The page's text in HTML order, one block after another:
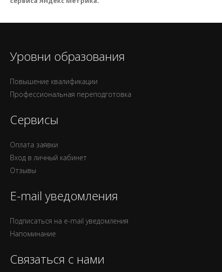
Уровни образования
Повышение квалификации
Профессиональная переподготовка
Сервисы
Оплата заявки
Вход в личный кабинет
Отзывы
E-mail уведомления
Подписаться на e-mail уведомления
Напоминание
Связаться с нами